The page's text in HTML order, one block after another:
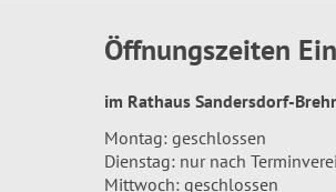
Öffnungszeiten
im Rathaus Sandersdorf-
Montag: geschlossen
Dienstag: nur nach
Mittwoch: geschlossen